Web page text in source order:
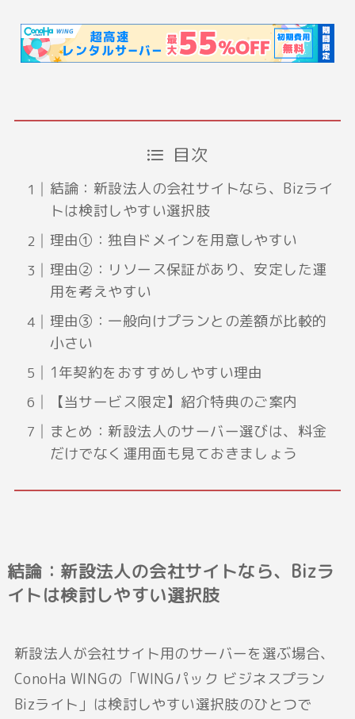
目次
結論：新設法人の会社サイトなら、Bizライ
トは検討しやすい選択肢
理由①：独自ドメインを用意しやすい
理由②：リソース保証があり、安定した運
用を考えやすい
理由③：一般向けプランとの差額が比較的
小さい
1年契約をおすすめしやすい理由
【当サービス限定】紹介特典のご案内
まとめ：新設法人のサーバー選びは、料金
だけでなく運用面も見ておきましょう
結論：新設法人の会社サイトなら、Bizラ
イトは検討しやすい選択肢
新設法人が会社サイト用のサーバーを選ぶ場合、
ConoHa WINGの「WINGパック ビジネスプラン
Bizライト」は検討しやすい選択肢のひとつで